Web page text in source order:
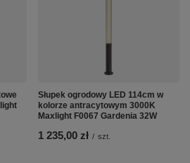
Słupek ogrodowy LED 114cm w
kolorze antracytowym 3000K
Maxlight F0067 Gardenia 32W
1 235,00 zł / szt.